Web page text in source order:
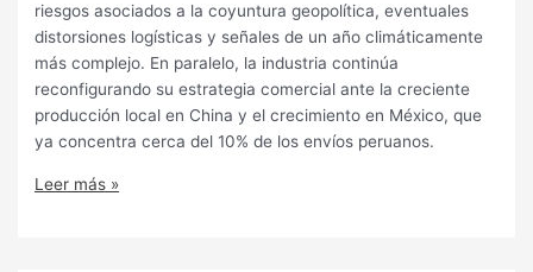
riesgos asociados a la coyuntura geopolítica, eventuales
distorsiones logísticas y señales de un año climáticamente
más complejo. En paralelo, la industria continúa
reconfigurando su estrategia comercial ante la creciente
producción local en China y el crecimiento en México, que
ya concentra cerca del 10% de los envíos peruanos.
Leer más »